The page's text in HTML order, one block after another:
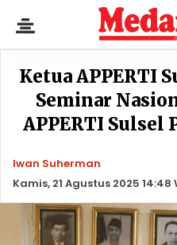
Ketua APPERTI
Seminar
APPERTI Sulsel
Iwan Suherman
Kamis, 21 Agustus 2025 14:48